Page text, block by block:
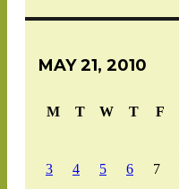
MAY 21, 2010
M T W T F
3
4 5 6 7